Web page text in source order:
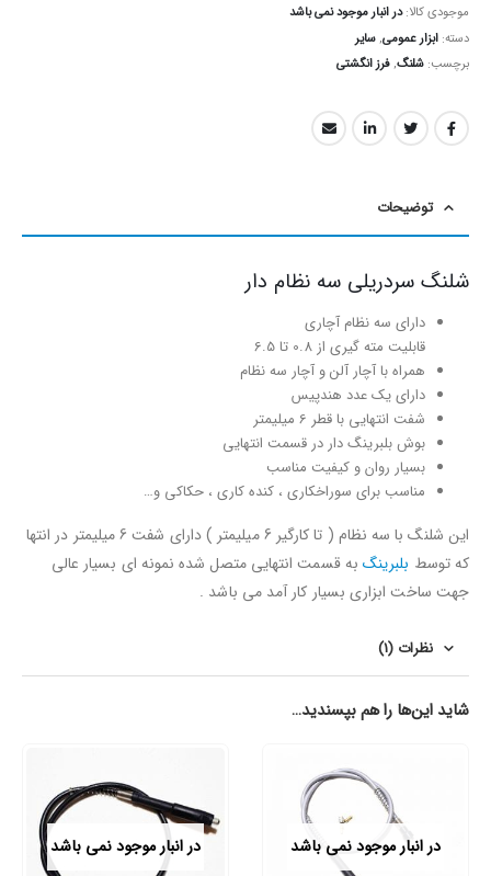
موجودی کالا:در انبار موجود نمی باشد
دسته: ابزار عمومی,سایر
برچسب: شلنگ,فرز انگشتی
توضیحات
شلنگ سردریلی سه نظام دار
دارای سه نظام آچاری
قابلیت مته گیری از 0.8 تا 6.5
همراه با آچار آلن و آچار سه نظام
دارای یک عدد هندپیس
شفت انتهایی با قطر 6 میلیمتر
بوش بلبرینگ دار در قسمت انتهایی
بسیار روان و کیفیت مناسب
مناسب برای سوراخکاری ، کنده کاری ، حکاکی و…
این شلنگ با سه نظام ( تا کارگیر 6 میلیمتر ) دارای شفت 6 میلیمتر در انتها
که توسط بلبرینگ به قسمت انتهایی متصل شده نمونه ای بسیار عالی
جهت ساخت ابزاری بسیار کار آمد می باشد .
نظرات (1)
شاید این‌ها را هم بپسندید…
در انبار موجود نمی باشد در انبار موجود نمی باشد